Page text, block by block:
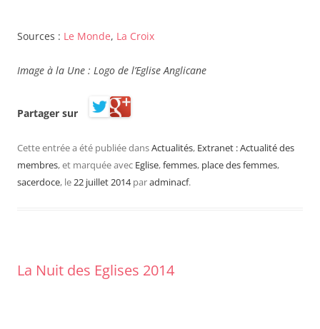
Sources : Le Monde, La Croix
Image à la Une : Logo de l’Eglise Anglicane
Partager sur
Cette entrée a été publiée dansActualités, Extranet : Actualité des
membres, et marquée avec Eglise,femmes, place des femmes,
sacerdoce, le22 juillet 2014 paradminacf.
La Nuit des Eglises 2014